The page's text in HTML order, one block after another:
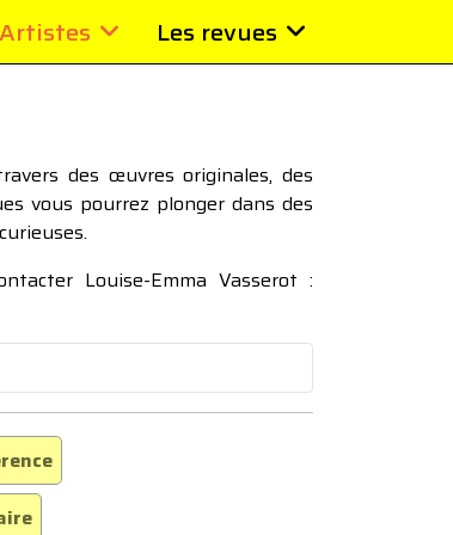
Artistes Les revues
des œuvres originales, des
vous pourrez plonger dans des
Louise-Emma Vasserot :